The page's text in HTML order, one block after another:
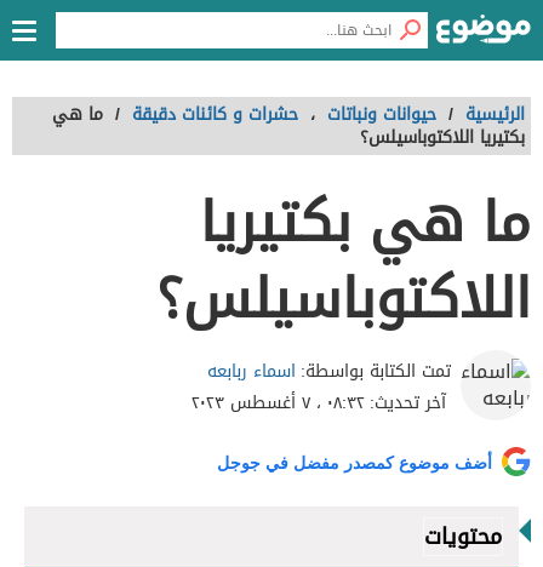
الرئيسية / حيوانات ونباتات ، حشرات و كائنات دقيقة / ما هي
بكتيريا اللاكتوباسيلس؟
ما هي بكتيريا
اللاكتوباسيلس؟
تمت الكتابة بواسطة: اسماء ربابعه
آخر تحديث:٠٨:٣٢ ، ٧ أغسطس ٢٠٢٣
أضف موضوع كمصدر مفضل في جوجل
محتويات